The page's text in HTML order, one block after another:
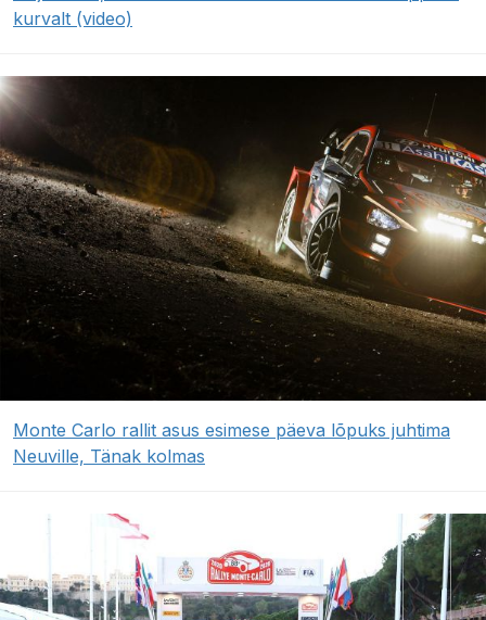
kurvalt (video)
Monte Carlo rallit asus esimese päeva lõpuks juhtima
Neuville, Tänak kolmas